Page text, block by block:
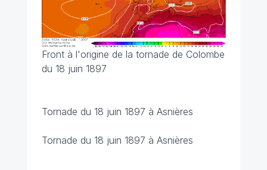
Front à l'origine de la tornade de Colombe
du 18 juin 1897
Tornade du 18 juin 1897 à Asnières
Tornade du 18 juin 1897 à Asnières